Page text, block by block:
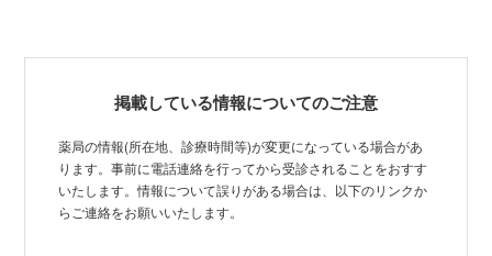
掲載している情報についてのご注意
薬局の情報(所在地、診療時間等)が変更になっている場合があ
ります。事前に電話連絡を行ってから受診されることをおすす
いたします。情報について誤りがある場合は、以下のリンクか
らご連絡をお願いいたします。